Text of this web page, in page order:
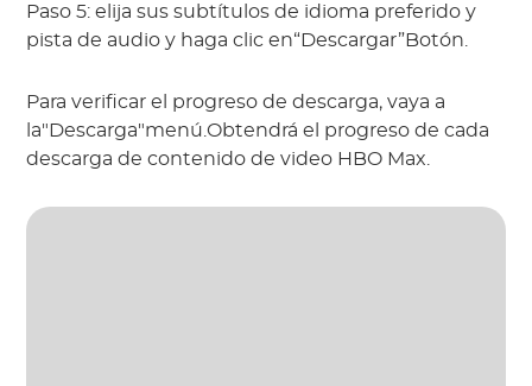
Paso 5: elija sus subtítulos de idioma preferido y
pista de audio y haga clic en“Descargar”Botón.
Para verificar el progreso de descarga, vaya a
la"Descarga"menú.Obtendrá el progreso de cada
descarga de contenido de video HBO Max.